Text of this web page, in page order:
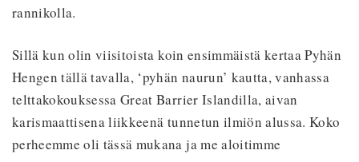
rannikolla.
Sillä kun olin viisitoista koin ensimmäistä kertaa Pyhän
Hengen tällä tavalla, ‘pyhän naurun’ kautta, vanhassa
telttakokouksessa Great Barrier Islandilla, aivan
karismaattisena liikkeenä tunnetun ilmiön alussa. Koko
perheemme oli tässä mukana ja me aloitimme